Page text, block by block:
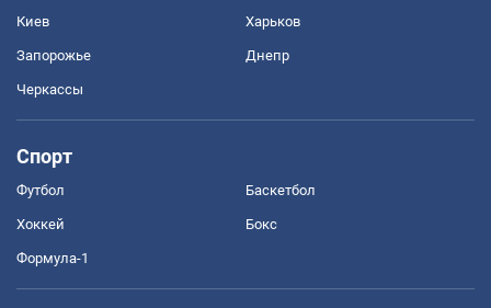
Киев Харьков
Запорожье Днепр
Черкассы
Спорт
Футбол Баскетбол
Хоккей Бокс
Формула-1